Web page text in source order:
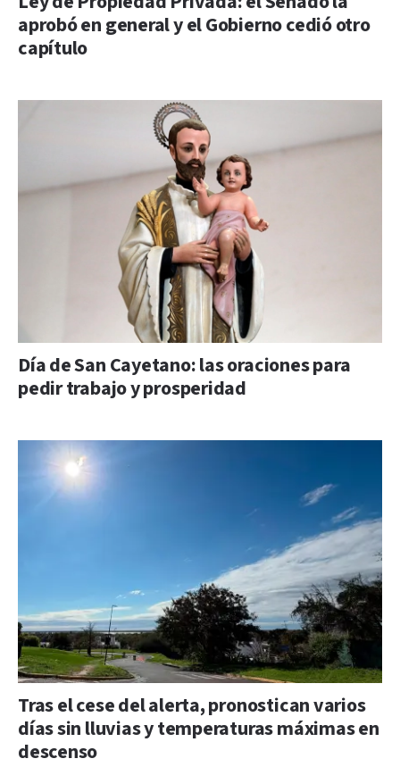
aprobó en general y el Gobierno cedió otro
capítulo
Día de San Cayetano: las oraciones para
pedir trabajo y prosperidad
Tras el cese del alerta, pronostican varios
días sin lluvias y temperaturas máximas en
descenso